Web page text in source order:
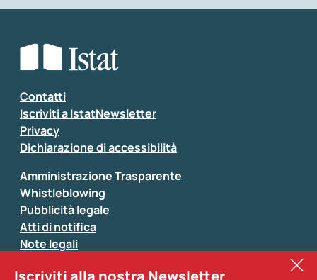
Seleziona la tipologia della segnalazione
Inserisci il tuo commento
Contatti
Iscriviti a IstatNewsletter
Privacy
Dichiarazione di accessibilità
Amministrazione Trasparente
Whistleblowing
Pubblicità legale
Atti di notifica
Note legali
Sistan
Iscriviti alla nostra Newsletter